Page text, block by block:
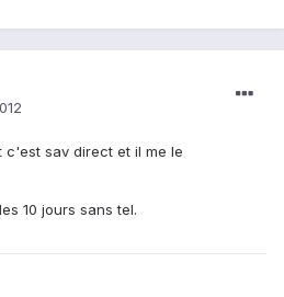
c'est sav direct et il me le
10 jours sans tel.